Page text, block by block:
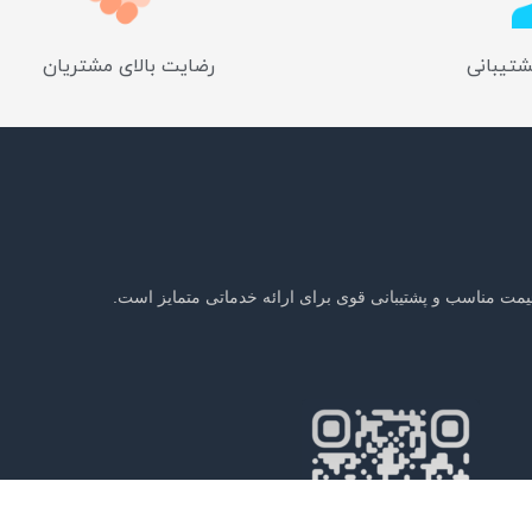
رضایت بالای مشتریان
مناسب و پشتیبانی قوی برای ارائه خدماتی متمایز است.